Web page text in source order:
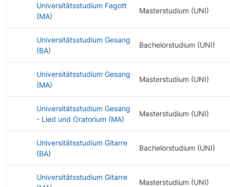
Universitätsstudium Fagott
(MA)
Masterstudium (UNI)
Universitätsstudium Gesang
(BA)
Bachelorstudium (UNI)
Universitätsstudium Gesang
(MA)
Masterstudium (UNI)
Universitätsstudium Gesang
- Lied und Oratorium (MA)
Masterstudium (UNI)
Universitätsstudium Gitarre
(BA)
Bachelorstudium (UNI)
Universitätsstudium Gitarre
Masterstudium (UNI)